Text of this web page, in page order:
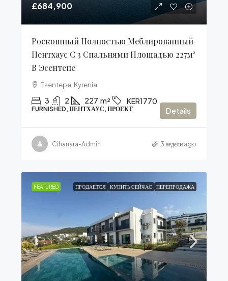
£684,900
Роскошный Полностью Меблированный
Пентхаус С 3 Спальнями Площадью 227м²
В Эсентепе
Esentepe, Kyrenia
3 2 227 m² KER1770
FURNISHED, ПЕНТХАУС, ПРОЕКТ Details
Cihanara-Admin 3 недели ago
FEATURED ПРОДАЕТСЯ КУПИТЬ СЕЙЧАС ПЕРЕПРОДАЖА